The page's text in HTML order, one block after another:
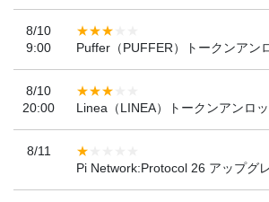
8/10
9:00
Puffer（PUFFER）トークンアン
8/10
20:00
Linea（LINEA）トークンアンロ
8/11
Pi Network:Protocol 26 アップグ